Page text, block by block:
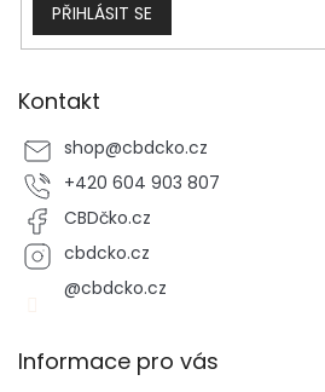
PŘIHLÁSIT SE
Kontakt
shop@cbdcko.cz
+420 604 903 807
CBDčko.cz
cbdcko.cz
@cbdcko.cz
Informace pro vás